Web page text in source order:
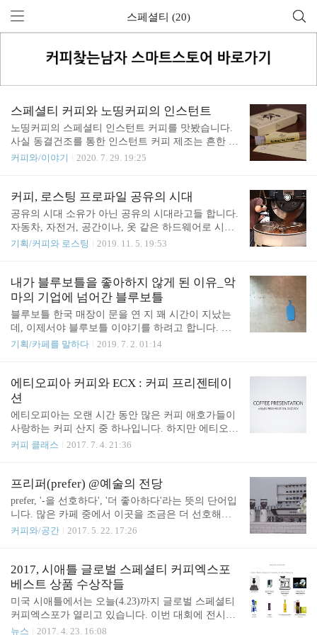
스페셜티 (20)
스페셜티 커피와 노띵커피의 인스턴트
노띵커피의 스페셜티 인스턴트 커피를 맛봤습니다.
사실 동결건조를 통한 인스턴트 커피 제조는 흔한 일
이긴 하지만, 한국의 스페셜티 커피산업에서 이런 시
생각도 들기 마련입니다. 스페셜티 커피와 인스턴트
조합에 대해서는 다양한 이야기가 있는 것 같습니다.
스페셜티 커피의 진입 장벽을 낮춰서 접근성을 높인
다는 시선도 있지만, 제조 과정에서 향미를 죽인 커
피이기 때문에 스페셜티 커피라고 볼 수 없다는 시선
품질 뿐만 아니라, 산지와의 관계성을 중요하게 여기
는 등 다양한 가치를 추구하는 운동으로 바라볼 수도
있을텐데요. 그렇게 본다면 스페셜티 인스턴트는 가
능한 조합일..
커피와/이야기 2020. 7. 29. 19:25
커피, 로스팅 프로파일 공유의 시대
공유의 시대 소유가 아닌 공유의 시대라고들 합니다.
자동차, 자전거, 공간이나, 옷 같은 하드웨어로 시작
해서 소프트웨어에 이르기까지, 많은 것이 소유에서
는 하드웨어를 공유하는 공유 커피 공간들이 등장하
고 있습니다. 사실 커피 관련 장비 공유는 까다로운
특성이 있습니다. 관리가 잘 안 된 장비는 제 성능을
발휘하지 못하기 때문에, 제품명만 같다고 해서 내가
아는 방식으로 활용했다가는 실패하는 일들이 생기
기도 합니다. 그래서 남에게 빌려주기도 쉽지 않고,
산, 프로파일을 공유하다 오늘 다룰 주제는 커피 ..
기획/커피와 로스팅 2019. 11. 5. 19:53
내가 블루보틀을 좋아하지 않게 된 이유_악
마의 기업에 넘어간 블루보틀
블루보틀 한국 매장이 문을 연 지 꽤 시간이 지났는
데, 이제서야 블루보틀 이야기를 하려고 합니다. 그
런데 그 이야기의 시작은 네슬레입니다. 아마도 이런
없습니다. 왜냐하면 블루보틀은 네슬레가 소유하고
있는 회사이기 때문입니다. 2017년 9월 네슬레는 블
루보틀의 지분 68%를 약 4억 2500만달러(약 4800억
원)에 사들입니다. 이 M&A는 커피 마니아들을 충격
을 빠뜨렸는데요. 네슬레는 어린이 노동력 착취, 밀
림 파괴, 실험용 분유 아프리카 공급 등 숱한 비난을
메이저 언론을 통해서도 볼 수 있습니다. 참..
기획/카페를 말하다 2019. 7. 2. 01:14
에티오피아 커피와 ECX : 커피 프리젠테이
션
에티오피아는 오랜 시간 동안 많은 커피 애호가들이
사랑하는 커피 산지 중 하나입니다. 하지만 에티오피
아에 ECX(에티오피아 상품 거래소)가 등장한 2008년
이 좋아질 수 없는 것에 대한 불만을 토로하는 일이
많았습니다. ECX가 태동한 이유에 대해 근본적이고
역사적인 관점을 커피업계에서 찾아보기는 쉽지 않
았는데요. 2008년 세계적 불경기 가운데 일본의 에티
오피아 수입 저지 사건과 '에티오피아 정부가 수출용
국에 주요하게 알려진 ECX의 태동에 관한 이야기입
니다. ECX를 제대로 이해하기 위해서 우리는 1984년
에티오피아에 일어난 비극적 대기아 사건과 ..
커피 클래스 2017. 7. 4. 21:36
프리퍼(prefer) @예술의 전당
prefer, '-을 선호하다', '더 좋아하다'라는 뜻의 단어입
니다. 많은 카페 중에서 이곳을 조금은 더 선호해주
기를 바라는 마음을 담아 지어진 이름이라고 하네요.
이어서 이따금 마실을 가는 편입니다. 가장 먼저 눈
에 들어온 것은 시원시원하고 깔끔한 인테리어와 좌
석이었습니다. 예술의 전당 내부에 카페가 있긴 하지
만 인근 지역에는 여유 좌석을 가진 카페가 많은 편
은 아니었는데요. 프리퍼 정도면 제법 좌석이 많은
커피와/공간 2017. 5. 22. 17:26
2017, 시애틀 글로벌 스페셜티 커피엑스포
베스트 상품 수상작들
미국 시애틀에서는 오늘(4.23)까지 글로벌 스페셜티
커피엑스포가 열리고 있습니다. 이번 대회에 전시된
물품들 중에서 2017 BEST NEW PRODUCT COMPE
뉴스 2017. 4. 23. 16:08